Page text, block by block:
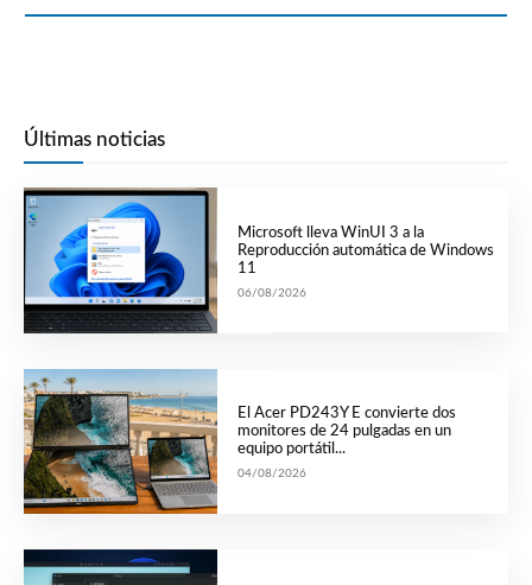
Últimas noticias
Microsoft lleva WinUI 3 a la
Reproducción automática de Windows
11
06/08/2026
El Acer PD243Y E convierte dos
monitores de 24 pulgadas en un
equipo portátil...
04/08/2026